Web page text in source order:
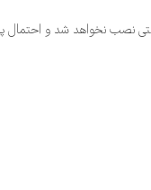
نصب نخواهد شد و